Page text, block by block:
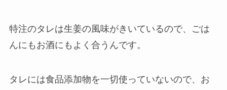
特注のタレは生姜の風味がきいているので、ごは
んにもお酒にもよく合うんです。
タレには食品添加物を一切使っていないので、お